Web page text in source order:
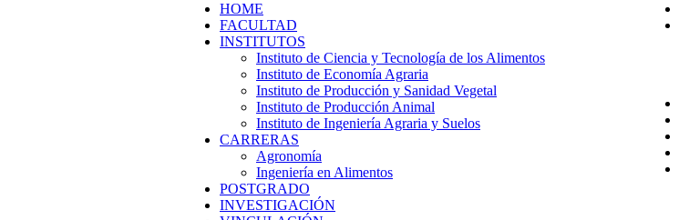
HOME
FACULTAD
INSTITUTOS
Instituto de Ciencia y Tecnología de los Alimentos
Instituto de Economía Agraria
Instituto de Producción y Sanidad Vegetal
Instituto de Producción Animal
Instituto de Ingeniería Agraria y Suelos
CARRERAS
Agronomía
Ingeniería en Alimentos
POSTGRADO
INVESTIGACIÓN